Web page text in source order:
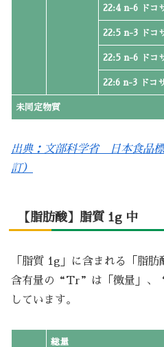
22:4 n-6 ドコ
22:5 n-3 ドコ
22:5 n-6 ドコ
22:6 n-3 ドコ
未同定物質
出典：文部科学省 日本食品
訂）
【脂肪酸】脂質 1g 中
「脂質 1g」に含まれる「脂肪
含有量の“Tr”は「微量」、
しています。
総量